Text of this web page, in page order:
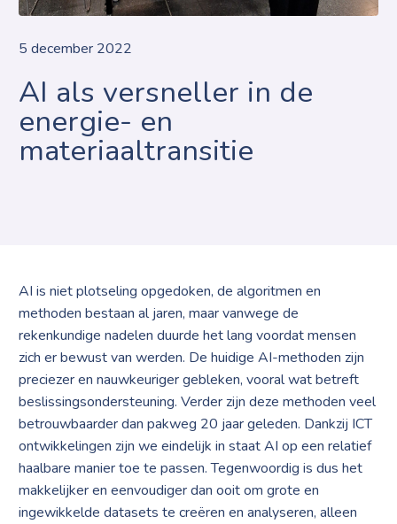
5 december 2022
AI als versneller in de
energie- en
materiaaltransitie
AI is niet plotseling opgedoken, de algoritmen en
methoden bestaan al jaren, maar vanwege de
rekenkundige nadelen duurde het lang voordat mensen
zich er bewust van werden. De huidige AI-methoden zijn
preciezer en nauwkeuriger gebleken, vooral wat betreft
beslissingsondersteuning. Verder zijn deze methoden veel
betrouwbaarder dan pakweg 20 jaar geleden. Dankzij ICT
ontwikkelingen zijn we eindelijk in staat AI op een relatief
haalbare manier toe te passen. Tegenwoordig is dus het
makkelijker en eenvoudiger dan ooit om grote en
ingewikkelde datasets te creëren en analyseren, alleen